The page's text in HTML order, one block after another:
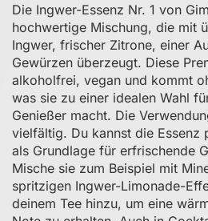
Die Ingwer-Essenz Nr. 1 von
hochwertige Mischung, die mit
Ingwer, frischer Zitrone, einer
Gewürzen überzeugt. Diese
alkoholfrei, vegan und kommt
was sie zu einer idealen Wahl
Genießer macht. Die
vielfältig. Du kannst die Essenz
als Grundlage für erfrischende
Mische sie zum Beispiel mit
spritzigen Ingwer-Limonade-
deinem Tee hinzu, um eine